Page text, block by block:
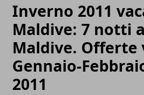
Inverno 2011
Maldive: 7 notti
Maldive. Offerte
Gennaio-
2011